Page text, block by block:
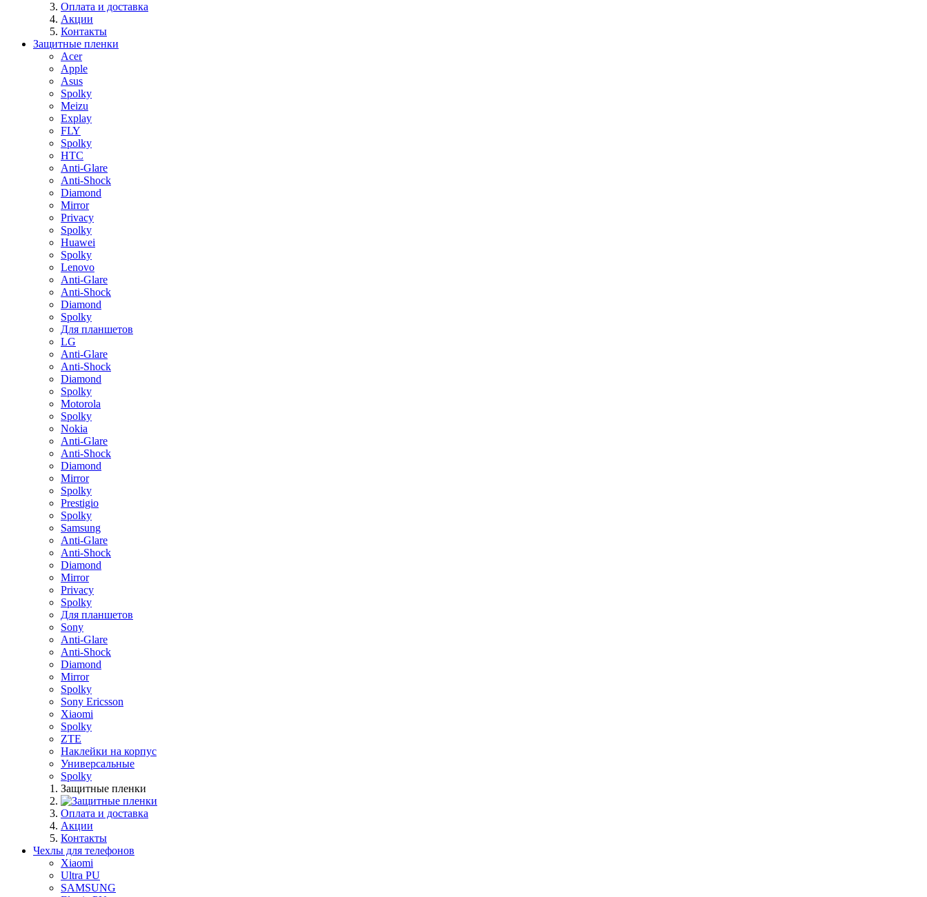
Оплата и доставка
Акции
Контакты
Защитные пленки
Acer
Apple
Asus
Spolky
Meizu
Explay
FLY
Spolky
HTC
Anti-Glare
Anti-Shock
Diamond
Mirror
Privacy
Spolky
Huawei
Spolky
Lenovo
Anti-Glare
Anti-Shock
Diamond
Spolky
Для планшетов
LG
Anti-Glare
Anti-Shock
Diamond
Spolky
Motorola
Spolky
Nokia
Anti-Glare
Anti-Shock
Diamond
Mirror
Spolky
Prestigio
Spolky
Samsung
Anti-Glare
Anti-Shock
Diamond
Mirror
Privacy
Spolky
Для планшетов
Sony
Anti-Glare
Anti-Shock
Diamond
Mirror
Spolky
Sony Ericsson
Xiaomi
Spolky
ZTE
Наклейки на корпус
Универсальные
Spolky
Защитные пленки
Оплата и доставка
Акции
Контакты
Чехлы для телефонов
Xiaomi
Ultra PU
SAMSUNG